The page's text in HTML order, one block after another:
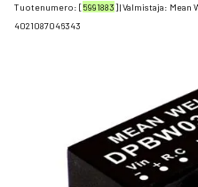
Tuotenumero: [5991883] | Valmistaja: Mean
4021087046343